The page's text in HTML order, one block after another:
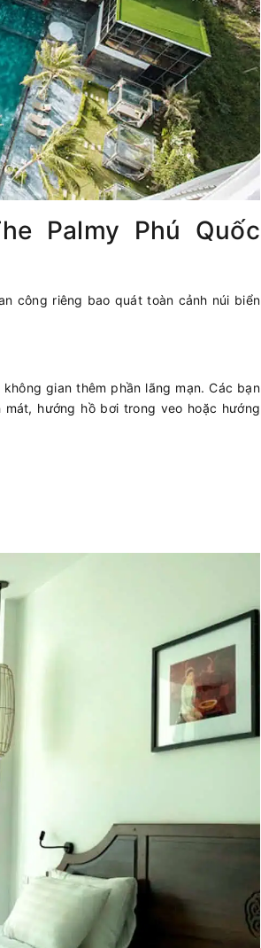
Palmy Phú Quốc
công riêng bao quát toàn cảnh núi biển
gian thêm phần lãng mạn. Các bạn
hướng hồ bơi trong veo hoặc hướng